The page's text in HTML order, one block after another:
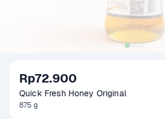
Rp72.900
Quick Fresh Honey Original
875 g